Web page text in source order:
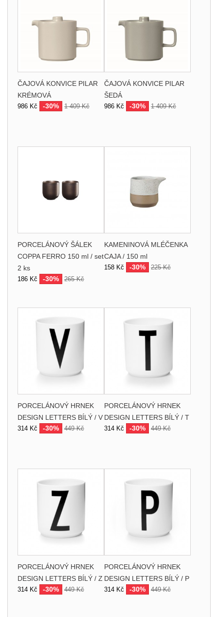
ČAJOVÁ KONVICE PILAR
KRÉMOVÁ
986 Kč -30% 1 409 Kč
ČAJOVÁ KONVICE PILAR
ŠEDÁ
986 Kč -30% 1 409 Kč
PORCELÁNOVÝ ŠÁLEK
COPPA FERRO 150 ml / set
2 ks
186 Kč -30% 265 Kč
KAMENINOVÁ MLÉČENKA
CAJA / 150 ml
158 Kč -30% 225 Kč
PORCELÁNOVÝ HRNEK
DESIGN LETTERS BÍLÝ / V
314 Kč -30% 449 Kč
PORCELÁNOVÝ HRNEK
DESIGN LETTERS BÍLÝ / T
314 Kč -30% 449 Kč
PORCELÁNOVÝ HRNEK
DESIGN LETTERS BÍLÝ / Z
314 Kč -30% 449 Kč
PORCELÁNOVÝ HRNEK
DESIGN LETTERS BÍLÝ / P
314 Kč -30% 449 Kč